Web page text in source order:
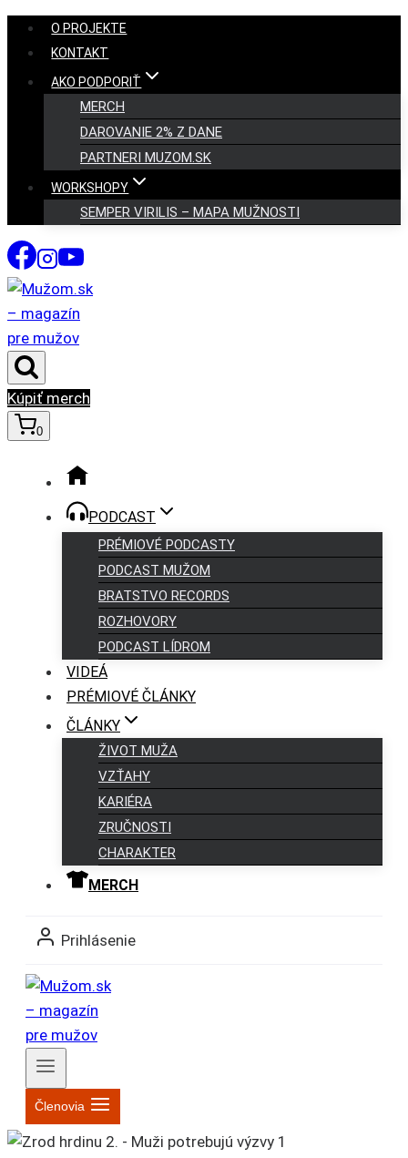
Skip
content
O PROJEKTE
KONTAKT
AKO PODPORIŤ
MERCH
DAROVANIE 2% Z DANE
PARTNERI MUZOM.SK
WORKSHOPY
SEMPER VIRILIS – MAPA MUŽNOSTI
Kúpiť merch
0
PODCAST
PRÉMIOVÉ PODCASTY
PODCAST MUŽOM
BRATSTVO RECORDS
ROZHOVORY
PODCAST LÍDROM
VIDEÁ
PRÉMIOVÉ ČLÁNKY
ČLÁNKY
ŽIVOT MUŽA
VZŤAHY
KARIÉRA
ZRUČNOSTI
CHARAKTER
MERCH
Prihlásenie
Členovia